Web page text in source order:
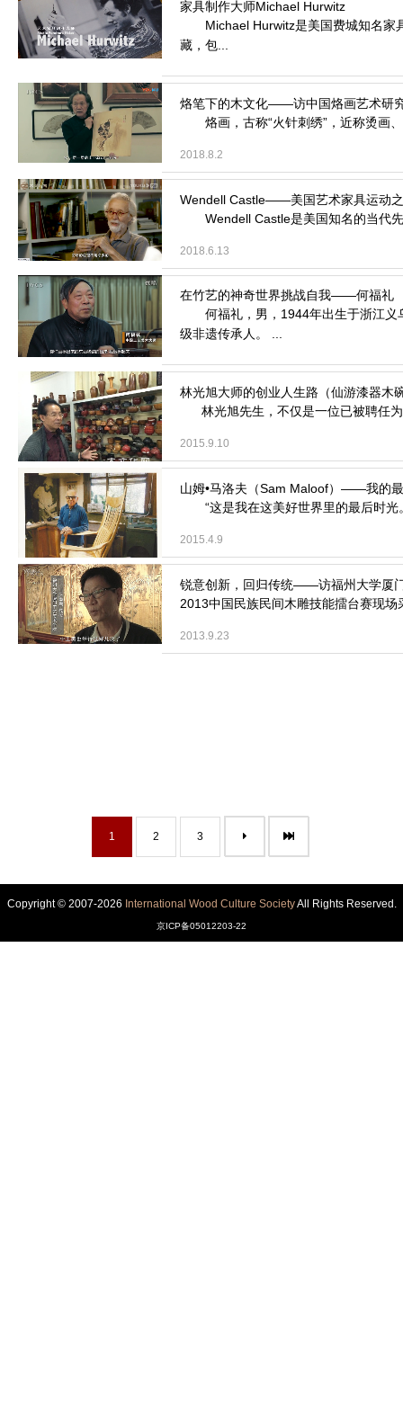
Michael Hurwitz是美国费城知名家
藏，包...
2020.10.29
烙画，古称“火针刺绣”，近称烫画、
2018.8.2
Wendell Castle是美国知名的当代先
2018.6.13
何福礼，男，1944年出生于浙江义
级非遗传承人。 ...
2015.10.8
林光旭先生，不仅是一位已被聘任为
2015.9.10
“这是我在这美好世界里的最后时
2015.4.9
2013中国民族民间木雕技能擂台赛现
2013.9.23
1 2 3
Copyright © 2007-2026 International Wood Culture SocietyAll Rights Reserved.
京ICP备05012203-22